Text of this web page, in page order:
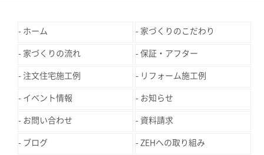
ホーム 家づくりのこだわり
家づくりの流れ 保証・アフター
注文住宅施工例 リフォーム施工例
イベント情報 お知らせ
お問い合わせ 資料請求
ブログ ZEHへの取り組み